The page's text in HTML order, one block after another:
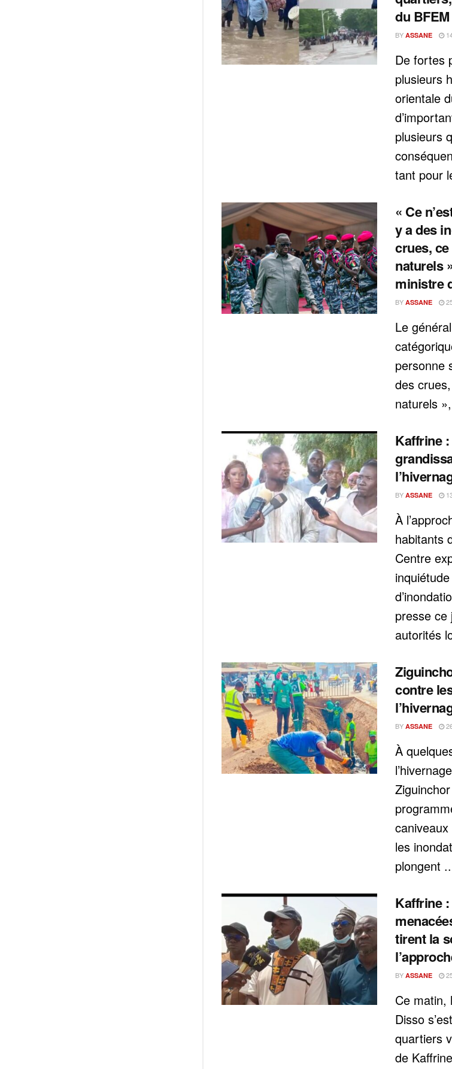
du BFEM
BY ASSANE
De fortes
plusieurs
orientale
plusieurs
tant pour
« Ce
y a des
crues,
naturels
ministre
BY ASSANE
Le
personne
des
naturels
Kaffrine
BY ASSANE
À
habitants
Centre
presse ce
autorités
contre
BY ASSANE
À
les
plongent
Kaffrine
tirent la
BY ASSANE
Ce matin,
Disso
quartiers
de